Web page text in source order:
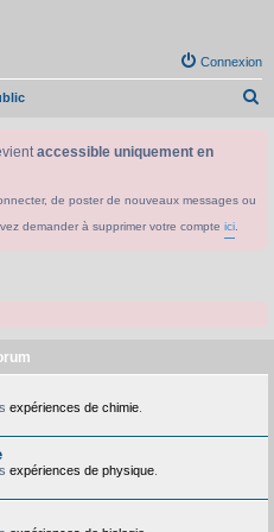
Connexion
accessible uniquement en
de poster de nouveaux messages ou
demander à supprimer votre compte ici
expériences de chimie
expériences de physique